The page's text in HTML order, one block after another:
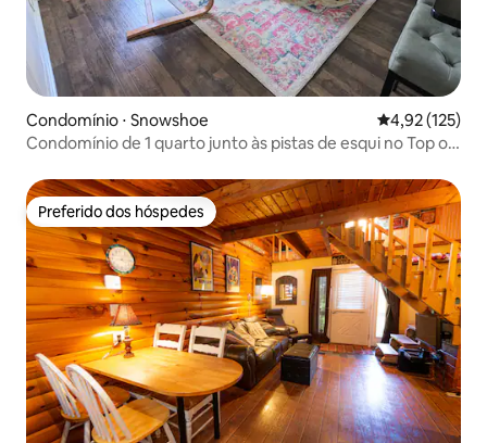
Condomínio ⋅ Snowshoe 4,92 de uma
4,92 (125)
Condomínio de 1 quarto junto às pistas de esqui no Top of
Preferido dos hóspedes
Preferido dos hóspedes